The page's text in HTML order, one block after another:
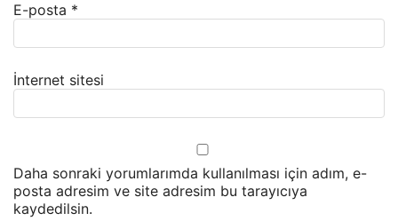
E-posta *
İnternet sitesi
Daha sonraki yorumlarımda kullanılması için adım, e-
posta adresim ve site adresim bu tarayıcıya
kaydedilsin.